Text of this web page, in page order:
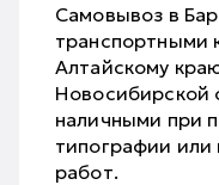
Самовывоз в
транспортными
Алтайскому
Новосибирской
наличными при
типографии или
работ.